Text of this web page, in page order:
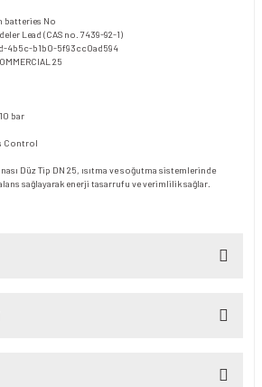
batteries No
Lead (CAS no. 7439-92-1)
4b5c-b1b0-5f93cc0ad594
25
10 bar
Control
Düz Tip DN 25, ısıtma ve soğutma sistemlerinde
sağlayarak enerji tasarrufu ve verimlilik sağlar.